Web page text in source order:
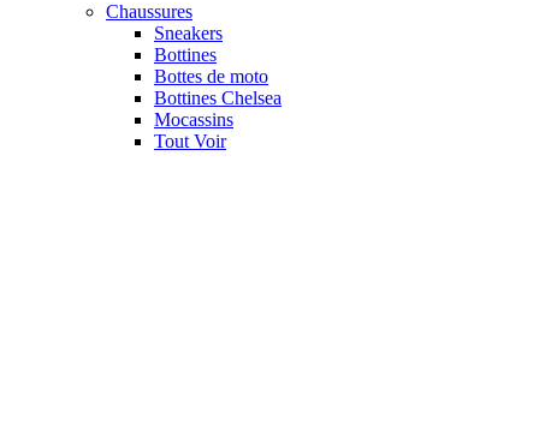
Chaussures
Sneakers
Bottines
Bottes de moto
Bottines Chelsea
Mocassins
Tout Voir